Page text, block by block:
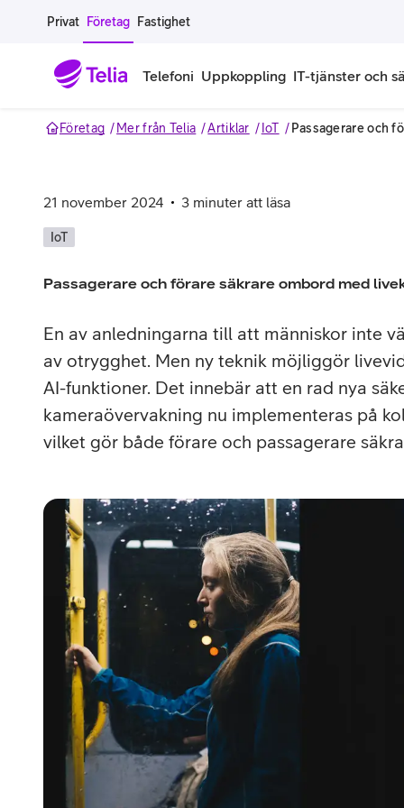
Gå till sidans innehåll
Privat Företag Fastighet
Telefoni
Mobilt ramavtal
Köp mer surf
Täckningskarta
Utomlands
Samsung
Surfplattor
Mobil
Uppkoppling
Bredband fiber
Bredband via mobilnätet
Modem och routrar
IT-tjänster och
IT-support på prenumeration
IT-support per ärende
Skärmar och tillbehör
DDoS
Smart
SSL-
Hackad säkerhetskampanj
Pluskund lojalitetsprogram
Företag Mer från Telia Artiklar IoT Passagerare och
21 november 2024 3 minuter att läsa
IoT
Passagerare och förare säkrare ombord med
En av anledningarna till att människor inte
av otrygghet. Men ny teknik möjliggör
AI-funktioner. Det innebär att en rad nya
kameraövervakning nu implementeras på
vilket gör både förare och passagerare